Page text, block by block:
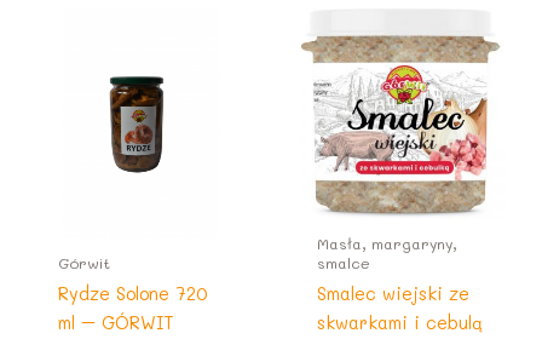
Górwit
Rydze Solone 720
ml – GÓRWIT
Masła, margaryny,
smalce
Smalec wiejski ze
skwarkami i cebulą